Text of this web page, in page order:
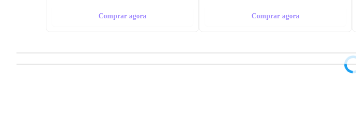
Comprar agora Comprar agora